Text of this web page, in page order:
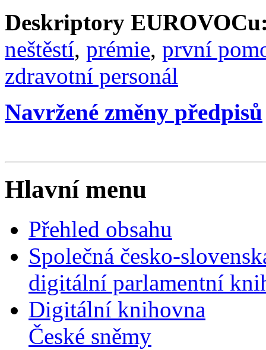
Deskriptory
neštěstí, prémie, první
zdravotní personál
Navržené změny předpisů
Hlavní menu
Přehled obsahu
Společná česko-
digitální parlamentní
Digitální knihovna
České sněmy